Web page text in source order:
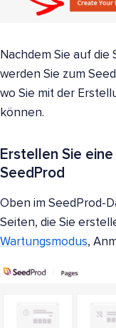
Nachdem Sie auf
werden Sie zum
wo Sie mit der
können.
Erstellen Sie
SeedProd
Oben im SeedProd-
Seiten, die Sie
Wartungsmodus,